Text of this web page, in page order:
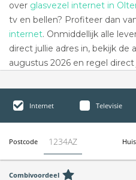
over glasvezel internet in
tv en bellen? Profiteer dan
internet. Onmiddellijk alle
direct jullie adres in, bekijk
augustus 2026 en regel
Internet Televisie
Postcode
Combivoordeel